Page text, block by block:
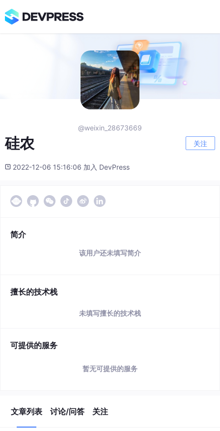
@weixin_28673669
硅农 关注
2022-12-06 15:16:06 加入 DevPress
简介
该用户还未填写简介
擅长的技术栈
未填写擅长的技术栈
可提供的服务
暂无可提供的服务
文章列表 讨论/问答 关注